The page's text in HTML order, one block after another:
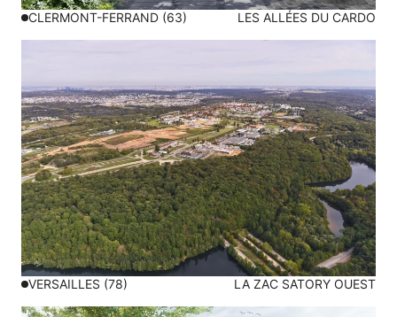
CLERMONT-FERRAND (63) LES ALLÉES DU CARDO
VERSAILLES (78) LA ZAC SATORY OUEST